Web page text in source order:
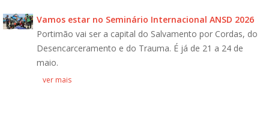
Vamos estar no Seminário Internacional ANSD 2026
Portimão vai ser a capital do Salvamento por Cordas, do
Desencarceramento e do Trauma. É já de 21 a 24 de
maio.
ver mais